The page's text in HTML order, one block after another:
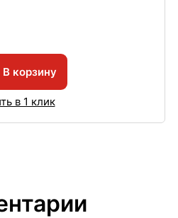
В корзину
в 1 клик